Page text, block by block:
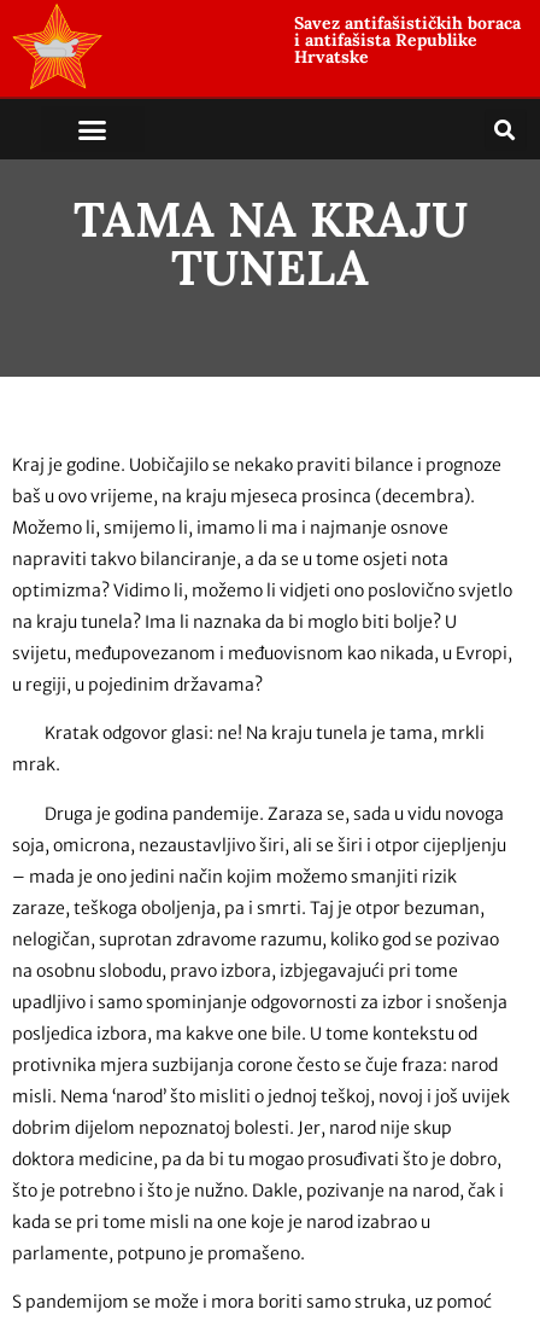
Savez antifašističkih boraca
i antifašista Republike
Hrvatske
TAMA NA KRAJU
TUNELA
Kraj je godine. Uobičajilo se nekako praviti bilance i prognoze
baš u ovo vrijeme, na kraju mjeseca prosinca (decembra).
Možemo li, smijemo li, imamo li ma i najmanje osnove
napraviti takvo bilanciranje, a da se u tome osjeti nota
optimizma? Vidimo li, možemo li vidjeti ono poslovično svjetlo
na kraju tunela? Ima li naznaka da bi moglo biti bolje? U
svijetu, međupovezanom i međuovisnom kao nikada, u Evropi,
u regiji, u pojedinim državama?
Kratak odgovor glasi: ne! Na kraju tunela je tama, mrkli
mrak.
Druga je godina pandemije. Zaraza se, sada u vidu novoga
soja, omicrona, nezaustavljivo širi, ali se širi i otpor cijepljenju
– mada je ono jedini način kojim možemo smanjiti rizik
zaraze, teškoga oboljenja, pa i smrti. Taj je otpor bezuman,
nelogičan, suprotan zdravome razumu, koliko god se pozivao
na osobnu slobodu, pravo izbora, izbjegavajući pri tome
upadljivo i samo spominjanje odgovornosti za izbor i snošenja
posljedica izbora, ma kakve one bile. U tome kontekstu od
protivnika mjera suzbijanja corone često se čuje fraza: narod
misli. Nema ‘narod’ što misliti o jednoj teškoj, novoj i još uvijek
dobrim dijelom nepoznatoj bolesti. Jer, narod nije skup
doktora medicine, pa da bi tu mogao prosuđivati što je dobro,
što je potrebno i što je nužno. Dakle, pozivanje na narod, čak i
kada se pri tome misli na one koje je narod izabrao u
parlamente, potpuno je promašeno.
S pandemijom se može i mora boriti samo struka, uz pomoć